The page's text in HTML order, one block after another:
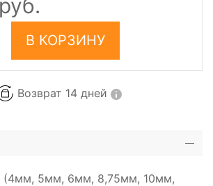
В КОРЗИНУ
Возврат 14 дней
(4мм, 5мм, 6мм, 8,75мм, 10мм,